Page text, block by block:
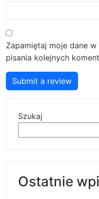
Zapamiętaj moje dane
pisania kolejnych
Submit a review
Szukaj
Ostatnie